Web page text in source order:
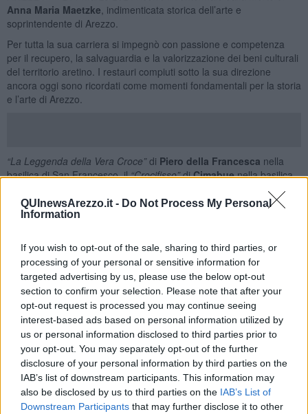
QUInewsArezzo.it - Do Not Process My Personal
Information
If you wish to opt-out of the sale, sharing to third parties, or
processing of your personal or sensitive information for
targeted advertising by us, please use the below opt-out
section to confirm your selection. Please note that after your
opt-out request is processed you may continue seeing
interest-based ads based on personal information utilized by
us or personal information disclosed to third parties prior to
your opt-out. You may separately opt-out of the further
disclosure of your personal information by third parties on the
IAB’s list of downstream participants. This information may
also be disclosed by us to third parties on the IAB’s List of
Downstream Participants that may further disclose it to other
Anna Maria Maetzke , indimenticata storica dell’arte e
soprintendente di Arezzo.
Per tutta la sua carriera si impegnò con passione e competenza
per il recupero, la salvaguardia e la valorizzazione dei beni culturali
del territorio aretino. I restauri compiuti sotto la sua direzione
ancora oggi sono ricordati come momenti fondamentali per la storia
e l’arte di Arezzo.
“La Leggenda della Vera Croce”di Piero della Francesca nella
basilica di San Francesco, il“Crocifisso”diCimabuenella basilica
della pieve di Santa Maria
Assunta, la“Madonna del Parto”di Piero della Francescaa
Monterchi e il“Volto Santo”
determinante per salvare dall’oblio tante altre opere.
Come studiosa dette un grande contributo alla riscoperta di pagine
basilari dell’arte aretina.
Fu proprio lei, ad esempio, che individuò la firma criptata diAndrea
di Nerionella“Annunciazione”custodita oggi nel Museo
Diocesano, grazie alla quale venne ridata un’identità storica al
maestro trecentesco.
Anna Maria Maetzke era sensibile anche ai linguaggi
contemporanei. Il pittore e incisore aretinoRaffaello Lucciha più
volte reso omaggio in passato alla storica dell’arte, alla quale era
legato da profonda amicizia e riconoscenza. Ne sono esempio una